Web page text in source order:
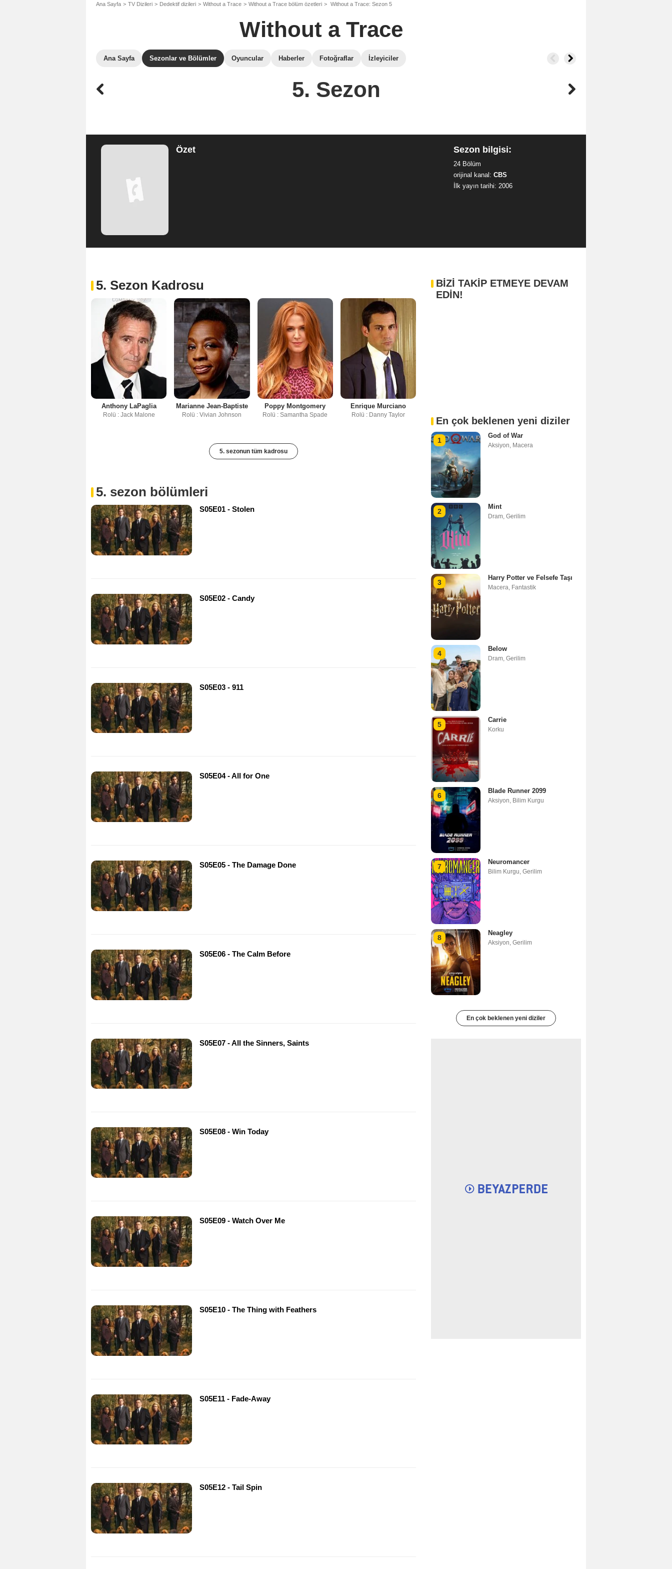
Ana Sayfa TV Dizileri Dedektif dizileri Without a Trace Without a Trace bölüm özetleri Without a Trace: Sezon 5
Without a Trace
Ana Sayfa Sezonlar ve Bölümler Oyuncular Haberler Fotoğraflar İzleyiciler
5. Sezon
Özet Sezon bilgisi:
24 Bölüm
orijinal kanal: CBS
İlk yayın tarihi: 2006
5. Sezon Kadrosu
Anthony LaPaglia
Rolü : Jack Malone
Marianne Jean-Baptiste
Rolü : Vivian Johnson
Poppy Montgomery
Rolü : Samantha Spade
Enrique Murciano
Rolü : Danny Taylor
5. sezonun tüm kadrosu
5. sezon bölümleri
S05E01 - Stolen
S05E02 - Candy
S05E03 - 911
S05E04 - All for One
S05E05 - The Damage Done
S05E06 - The Calm Before
S05E07 - All the Sinners, Saints
S05E08 - Win Today
S05E09 - Watch Over Me
S05E10 - The Thing with Feathers
S05E11 - Fade-Away
S05E12 - Tail Spin
BİZİ TAKİP ETMEYE DEVAM
EDİN!
En çok beklenen yeni diziler
1
God of War
Aksiyon Macera
2
Mint
Dram Gerilim
3
Harry Potter ve Felsefe Taşı
Macera Fantastik
4
Below
Dram Gerilim
5
Carrie
Korku
6
Blade Runner 2099
Aksiyon Bilim Kurgu
7
Neuromancer
Bilim Kurgu Gerilim
8
Neagley
Aksiyon Gerilim
En çok beklenen yeni diziler